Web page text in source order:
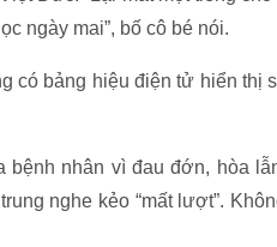
ngày mai”, bố cô bé nói.
có bảng hiệu điện tử hiển thị
nhân vì đau đớn, hòa
nghe kẻo “mất lượt”.